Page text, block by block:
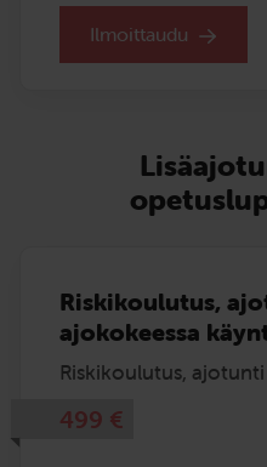
Ilmoittaudu
Riskikoulutus,
ajokokeessa
Riskikoulutus,
499 €